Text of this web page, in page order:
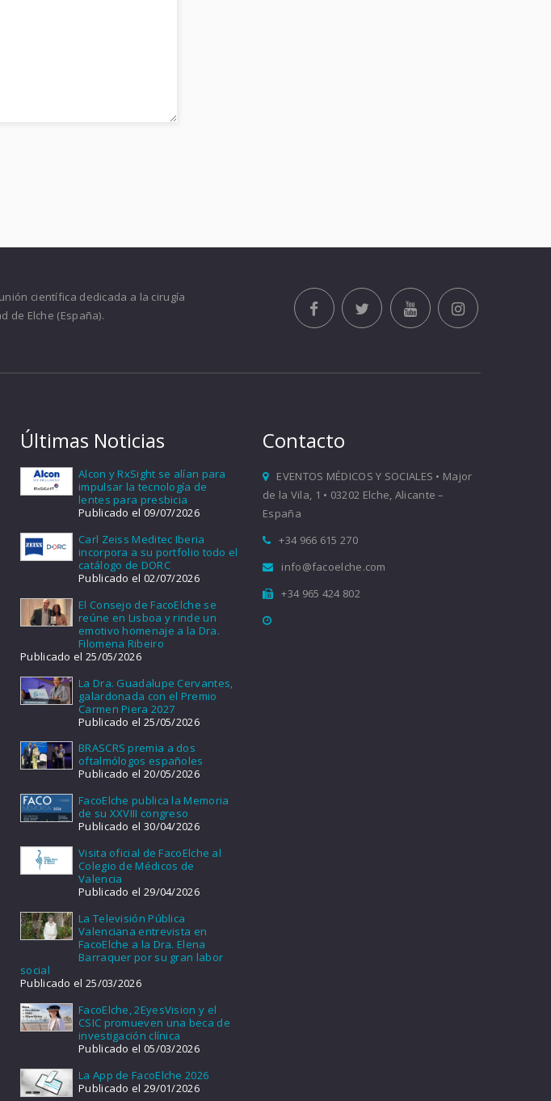
científica dedicada a la cirugía
de Elche (España).
Últimas Noticias
Alcon y RxSight se alían para
impulsar la tecnología de
lentes para presbicia
Publicado el 09/07/2026
Carl Zeiss Meditec Iberia
incorpora a su portfolio todo el
catálogo de DORC
Publicado el 02/07/2026
El Consejo de FacoElche se
reúne en Lisboa y rinde un
emotivo homenaje a la Dra.
Filomena Ribeiro
Publicado el 25/05/2026
La Dra. Guadalupe Cervantes,
galardonada con el Premio
Carmen Piera 2027
Publicado el 25/05/2026
BRASCRS premia a dos
oftalmólogos españoles
Publicado el 20/05/2026
FacoElche publica la Memoria
de su XXVIII congreso
Publicado el 30/04/2026
Visita oficial de FacoElche al
Colegio de Médicos de
Valencia
Publicado el 29/04/2026
La Televisión Pública
Valenciana entrevista en
FacoElche a la Dra. Elena
Barraquer por su gran labor
social
Publicado el 25/03/2026
FacoElche, 2EyesVision y el
CSIC promueven una beca de
investigación clínica
Publicado el 05/03/2026
La App de FacoElche 2026
Publicado el 29/01/2026
Contacto
EVENTOS MÉDICOS Y SOCIALES • Major
de la Vila, 1 • 03202 Elche, Alicante –
España
+34 966 615 270
info@facoelche.com
+34 965 424 802